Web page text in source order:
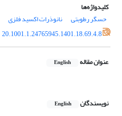
کلیدواژه‌ها
حسگر رطوبتی
نانو‌ذرات اکسید فلزی
20.1001.1.24765945.1401.18.69.4.8
عنوان مقاله English
نویسندگان English